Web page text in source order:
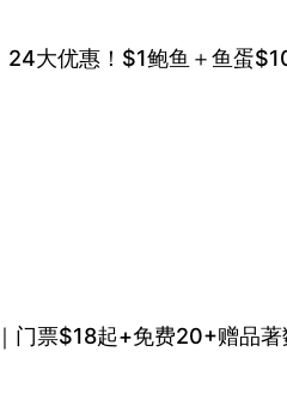
大优惠！$1鲍鱼＋鱼蛋
门票$18起+免费20+赠品